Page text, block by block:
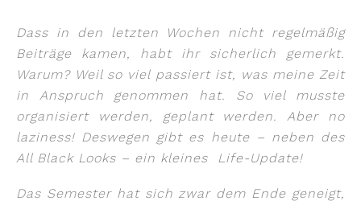
Dass in den letzten Wochen nicht regelmäßig
Beiträge kamen, habt ihr sicherlich gemerkt.
Warum? Weil so viel passiert ist, was meine Zeit
in Anspruch genommen hat. So viel musste
organisiert werden, geplant werden. Aber no
laziness! Deswegen gibt es heute – neben des
All Black Looks – ein kleines Life-Update!
Das Semester hat sich zwar dem Ende geneigt,